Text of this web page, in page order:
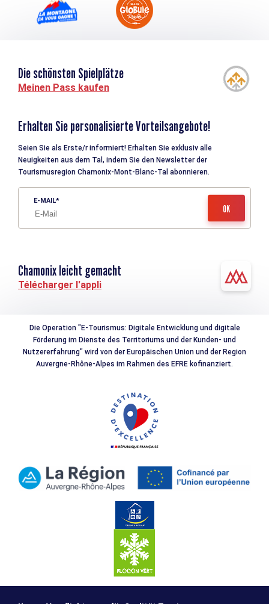
Die schönsten Spielplätze
Meinen Pass kaufen
Erhalten Sie personalisierte Vorteilsangebote!
Seien Sie als Erste/r informiert! Erhalten Sie exklusiv alle
Neuigkeiten aus dem Tal, indem Sie den Newsletter der
Tourismusregion Chamonix-Mont-Blanc-Tal abonnieren.
E-MAIL
Chamonix leicht gemacht
Télécharger l'appli
Die Operation "E-Tourismus: Digitale Entwicklung und digitale
Förderung im Dienste des Territoriums und der Kunden- und
Nutzererfahrung" wird von der Europäischen Union und der Region
Auvergne-Rhône-Alpes im Rahmen des EFRE kofinanziert.